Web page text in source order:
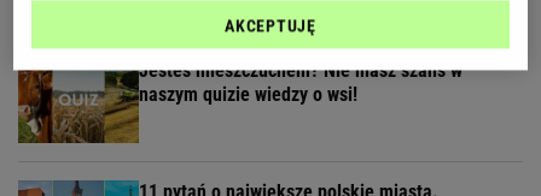
Jesteś mieszczuchem? Nie masz szans w
naszym quizie wiedzy o wsi!
AKCEPTUJĘ